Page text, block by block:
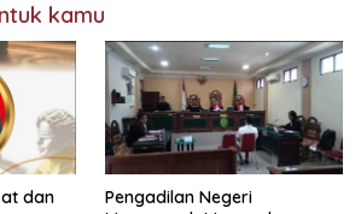
kamu
dan
Pengadilan Negeri